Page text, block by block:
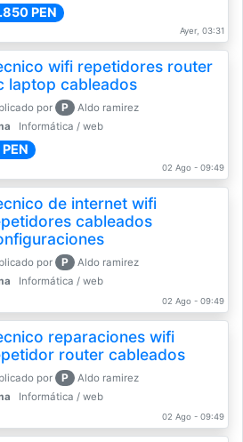
PEN
Ayer, 03:31
wifi repetidores router
laptop cableados
por P
Aldo ramirez
Informática / web
PEN
02 Ago - 09:49
de internet wifi
cableados
por P
Aldo ramirez
Informática / web
02 Ago - 09:49
reparaciones wifi
router cableados
por P
Aldo ramirez
Informática / web
02 Ago - 09:49